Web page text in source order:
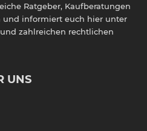
Ratgeber, Kaufberatungen
und informiert euch hier unter
zahlreichen rechtlichen
UNS